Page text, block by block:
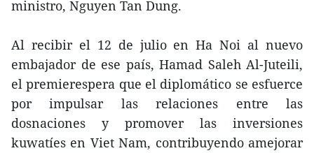
ministro, Nguyen Tan Dung.
Al recibir el 12 de julio en Ha Noi al nuevo
embajador de ese país, Hamad Saleh Al-Juteili,
el premierespera que el diplomático se esfuerce
por impulsar las relaciones entre las
dosnaciones y promover las inversiones
kuwatíes en Viet Nam, contribuyendo amejorar